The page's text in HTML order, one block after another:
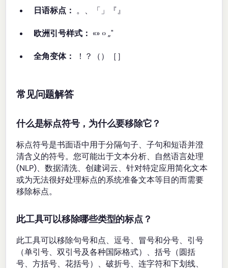
日语标点： 。、「」『』
欧洲引号样式： «» ‹› „"
全角变体： ！？（）［］
常见问题解答
什么是标点符号，为什么要移除它？
标点符号是书面语中用于分隔句子、子句和短语并澄
清含义的符号。您可能出于文本分析、自然语言处理
(NLP)、数据清洗、创建词云、针对特定应用简化文本
或为无法很好处理标点的系统准备文本等目的而需要
移除标点。
此工具可以移除哪些类型的标点？
此工具可以移除句号和点、逗号、冒号和分号、引号
（单引号、双引号及各种国际格式）、括号（圆括
号、方括号、花括号）、破折号、连字符和下划线、